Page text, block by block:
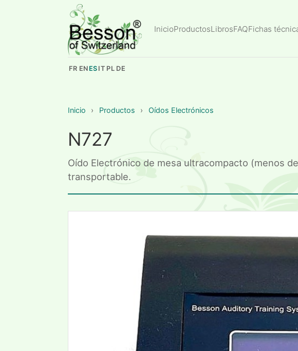
InicioProductosLibrosFAQFichas
FR EN ES IT PL DE
Inicio › Productos › Oídos Electrónicos
N727
Oído Electrónico de mesa ultracompacto (menos
transportable.